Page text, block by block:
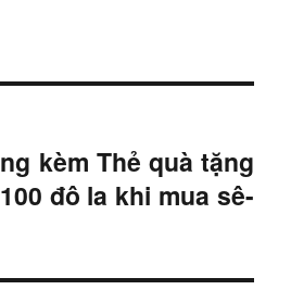
kèm Thẻ quà tặng
đô la khi mua sê-